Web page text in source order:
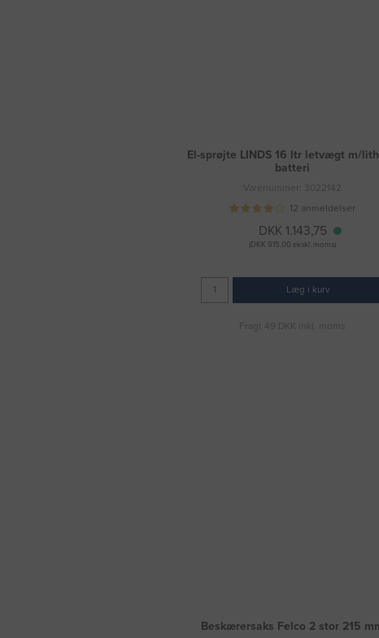
El-sprøjte LINDS 16 ltr letvægt m/
batteri
Varenummer: 3022142
12 anmeldelser
DKK 1.143,75
(DKK 915,00 ekskl. moms)
Læg i kurv
Fragt 49 DKK inkl. moms
Beskærersaks Felco 2 stor 215